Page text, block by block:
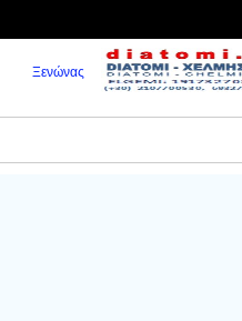
Ξενώνας